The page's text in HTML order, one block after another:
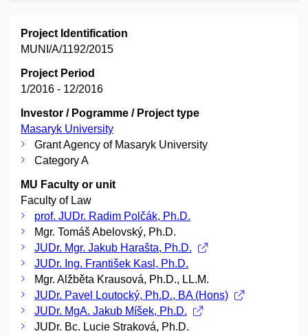
Project Identification
MUNI/A/1192/2015
Project Period
1/2016 - 12/2016
Investor / Pogramme / Project type
Masaryk University
Grant Agency of Masaryk University
Category A
MU Faculty or unit
Faculty of Law
prof. JUDr. Radim Polčák, Ph.D.
Mgr. Tomáš Abelovský, Ph.D.
JUDr. Mgr. Jakub Harašta, Ph.D.
JUDr. Ing. František Kasl, Ph.D.
Mgr. Alžběta Krausová, Ph.D., LL.M.
JUDr. Pavel Loutocký, Ph.D., BA (Hons)
JUDr. MgA. Jakub Míšek, Ph.D.
JUDr. Bc. Lucie Straková, Ph.D.